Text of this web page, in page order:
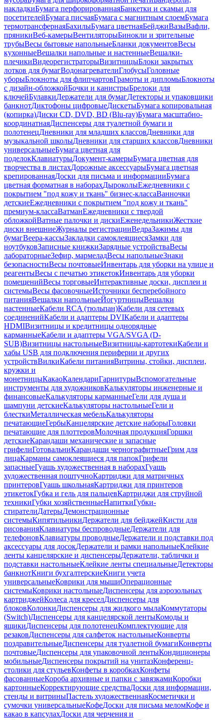
накладкиБумага перфорированнаяБанкетки и скамьи для
посетителейБумага писчаяБумага с магнитным слоемБумага
термотрансфернаяБахилыБумага цветнаяБейджиВазыВафли,
пряникиВеб-камерыВентиляторыБинокли и зрительные
трубыВесы бытовые напольныеБланки документовВесы
кухонныеВешалки напольные и настенныеВешалки-
плечикиВидеорегистраторыВизитницыБлоки закрытых
лотков для бумагВодонагревателиГлобусыГоловные
уборыБлокноты для флипчартовГрамоты и дипломыБлокноты
с дизайн-обложкойБочки и канистрыБрелоки для
ключейБулавкиДержатели для бумагДетекторы и упаковщики
банкнотДиктофоны цифровыеДискетыБумага копировальная
(копирка)Диски CD, DVD, BD (Blu-ray)Бумага масштабно-
координатнаяДиспенсеры для туалетной бумаги и
полотенецДневники для младших классовДневники для
музыкальной школыДневники для старших классовДневники
универсальныеБумага цветная для
поделокКлавиатурыДокумент-камерыБумага цветная для
творчества в листахДорожные аксессуарыБумага цветная
крепированнаяДоски для письма и информацииБумага
цветная форматная в наборахДыроколыЕжедневники с
покрытием "под кожу и ткань" бизнес-классаВанночки
детскиеЕжедневники с покрытием "под кожу и ткань"
премиум-классаВатманЕжедневники с твердой
обложкойВатные палочки и дискиЕженедельникиЖесткие
диски внешниеЖурналы регистрацииВедраЗажимы для
бумагВеера-кассыЗакладки самоклеящиесяЗамки для
ноутбуковЗаписные книжкиЗарядные устройстваВесы
лабораторныеЗефир, мармеладВесы напольныеЗнаки
безопасностиВесы почтовыеИнвентарь для уборки на улице и
реагентыВесы с печатью этикетокИнвентарь для уборки
помещенийВесы торговыеИнтерактивные доски, дисплеи и
системыВесы фасовочныеИсточники бесперебойного
питанияВешалки напольныеЙогуртницыВешалки
настенныеКабели RCA (тюльпан)Кабели для сетевых
соединенийКабели и адаптеры DVIКабели и адаптеры
HDMIВизитницы и кредитницы однорядные
карманныеКабели и адаптеры VGA/SVGA (D-
SUB)Визитницы настольныеВизитницы-картотекиКабели и
хабы USB для подключения периферии и других
устройствВилкиКабели питанияВитрины, стойки, дисплеи,
кружки и
монетницыКакаоКалендариГарнитурыВспомогательные
инструменты для художниковКалькуляторы инженерные и
финансовыеКалькуляторы карманныеГели для душа и
шампуни детскиеКалькуляторы настольныеГели и
блесткиМеталлическая мебельКалькуляторы
печатающиеГербыКанцелярские детские наборыГоловки
печатающие для плоттеровМолочная продукцияГоршки
детскиеКарандаши механические и запасные
грифелиГотовальниКарандаши чернографитныеГрим для
лицаКарманы самоклеящиеся для папокГрифели
запасныеГуашь художественная в наборахГуашь
художественная поштучноКартриджи для матричных
принтеровГуашь школьнаяКартриджи для принтеров
этикетокГубка и гель для пальцевКартриджи для струйной
техникиГубки хозяйственныеНапиткиГубки-
стирателиДатерыДемонстрационные
системыКипятильникиДержатели для бейджейКисти для
рисованияКлавиатуры беспроводныеДержатели для
телефоновКлавиатуры проводныеДержатели и подставки под
аксессуары для досокДержатели и рамки напольныеКлейкие
ленты канцелярские и диспенсерыДержатели, таблички и
подставки настольныеКлейкие ленты специальныеДетекторы
банкнотКниги бухгалтерскиеКниги учета
универсальныеКоврики для мышиОперационные
системыКоврики настольныеДиспенсеры для аэрозольных
картриджейКолеса для креселДиспенсеры для
блоковКолонкиДиспенсеры для жидкого мылаКоммутаторы
(Switch)Диспенсеры для канцелярской лентыКомоды и
ящикиДиспенсеры для полотенецКомплектующие для
резаковДиспенсеры для салфеток настольныеКонверты
поздравительныеДиспенсеры для туалетной бумагиКонверты
почтовыеДиспенсеры для упаковочной лентыКондиционеры
мобильныеДиспенсеры покрытий на унитазКонференц-
столики для стульевКонфеты в коробкахКонфеты
фасованныеКороба архивные и папки с завязкамиКоробки
картонныеКорректирующие средстваДоски для информации,
стенды и витриныПастель художественнаяКосметички и
сумочки универсальныеКофеДоски для письма меломКофе и
какао в капсулахДоски для черчения и